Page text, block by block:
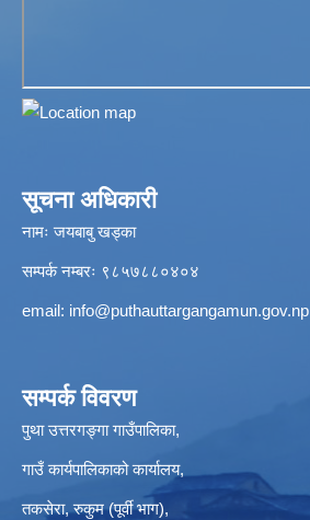
सूचना अधिकारी
नामः जयबाबु खड्का
सम्पर्क नम्बरः ९८५७८८०४०४
email: info@puthauttargangamun.gov.np
सम्पर्क विवरण
पुथा उत्तरगङ्गा गाउँपालिका,
गाउँ कार्यपालिकाको कार्यालय,
तकसेरा, रुकुम (पूर्वी भाग),